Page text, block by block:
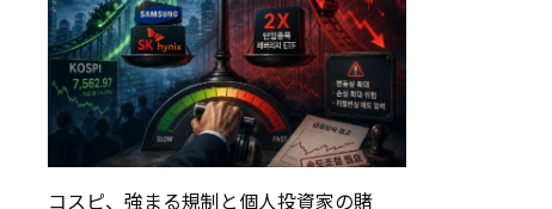
コスピ、強まる規制と個人投資家の賭